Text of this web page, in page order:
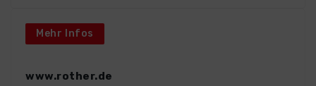
Mehr Infos
www.rother.de